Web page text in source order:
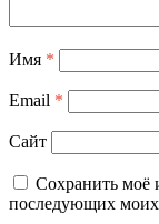
Имя *
Email *
Сайт
Сохранить моё
последующих